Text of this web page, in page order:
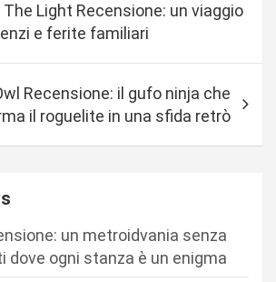
The Light Recensione: un viaggio
e ferite familiari
Recensione: il gufo ninja che
il roguelite in una sfida retrò
un metroidvania senza
ogni stanza è un enigma